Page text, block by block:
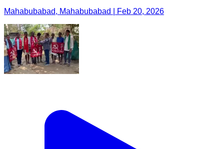
Mahabubabad, Mahabubabad | Feb 20, 2026